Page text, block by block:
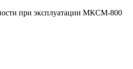
при эксплуатации МКСМ-800